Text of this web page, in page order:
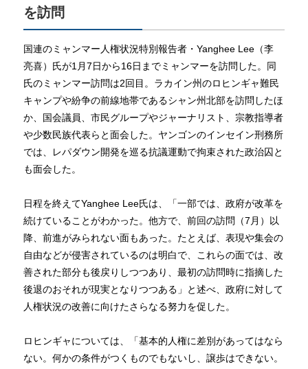
を訪問
国連のミャンマー人権状況特別報告者・Yanghee Lee（李
亮喜）氏が1月7日から16日までミャンマーを訪問した。同
氏のミャンマー訪問は2回目。ラカイン州のロヒンギャ難民
キャンプや紛争の前線地帯であるシャン州北部を訪問したほ
か、国会議員、市民グループやジャーナリスト、宗教指導者
や少数民族代表らと面会した。ヤンゴンのインセイン刑務所
では、レパダウン開発を巡る抗議運動で拘束された政治囚と
も面会した。
日程を終えてYanghee Lee氏は、「一部では、政府が改革を
続けていることがわかった。他方で、前回の訪問（7月）以
降、前進がみられない面もあった。たとえば、表現や集会の
自由などが侵害されているのは明白で、これらの面では、改
善された部分も後戻りしつつあり、最初の訪問時に指摘した
後退のおそれが現実となりつつある」と述べ、政府に対して
人権状況の改善に向けたさらなる努力を促した。
ロヒンギャについては、「基本的人権に差別があってはなら
ない。何かの条件がつくものでもないし、譲歩はできない。